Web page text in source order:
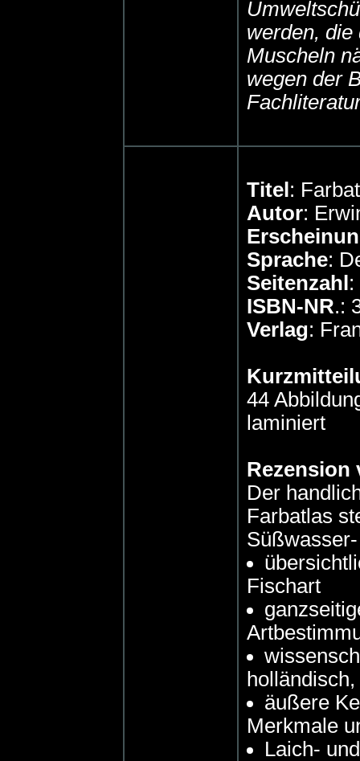
werden, die
Muscheln
wegen der
Titel :
Autor:
Sprache:
Seitenzahl :
ISBN-NR.:
Verlag:
44
laminiert
Rezension
Der
Farbatlas
Fischart
äußere
Merkmale
Laich-